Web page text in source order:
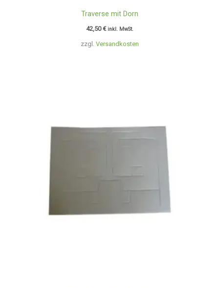
zzgl. Versandkosten
Traverse mit Dorn
42,50€ inkl. MwSt.